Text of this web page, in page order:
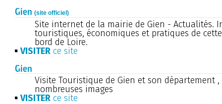
Gien (site officiel)
Site internet de la mairie de Gien - Actualités.
touristiques, économiques et pratiques de
bord de Loire.
VISITER ce site
Gien
Visite Touristique de Gien et son département ,
nombreuses images
VISITER ce site